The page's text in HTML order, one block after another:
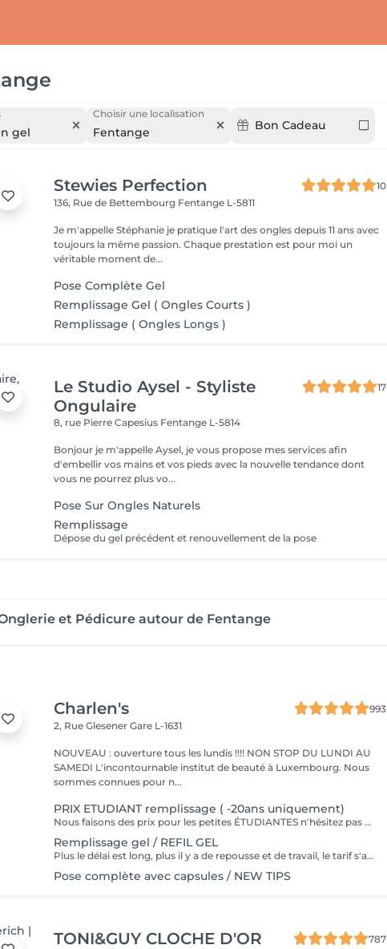
gel
Choisir une localisation
Fentange Bon Cadeau
Stewies Perfection
10
136, Rue de Bettembourg Fentange L-5811
Je m'appelle Stéphanie je pratique l'art des ongles depuis 11 ans avec
toujours la même passion. Chaque prestation est pour moi un
véritable moment de...
Pose Complète Gel
Remplissage Gel ( Ongles Courts )
Remplissage ( Ongles Longs )
Le Studio Aysel - Styliste
Ongulaire
17
8, rue Pierre Capesius Fentange L-5814
Bonjour je m'appelle Aysel, je vous propose mes services afin
d'embellir vos mains et vos pieds avec la nouvelle tendance dont
vous ne pourrez plus vo...
Pose Sur Ongles Naturels
Remplissage
Dépose du gel précédent et renouvellement de la pose
et Pédicure autour de Fentange
Charlen's
993
2, Rue GlesenerGare L-1631
NOUVEAU : ouverture tous les lundis !!!! NON STOP DU LUNDI AU
SAMEDI L'incontournable institut de beauté à Luxembourg. Nous
sommes connues pour n...
PRIX ETUDIANT remplissage ( -20ans uniquement)
Nous faisons des prix pour les petites ÉTUDIANTES n'hésitez pas a passer
Remplissage gel / REFIL GEL
Plus le délai est long, plus il y a de repousse et de travail, le tarif s'adapte donc au temps écoulé depuis votre dernier rendez-vous. Merci de choisir le remplissage adapté
Pose complète avec capsules / NEW TIPS
TONI&GUY CLOCHE D'OR
787